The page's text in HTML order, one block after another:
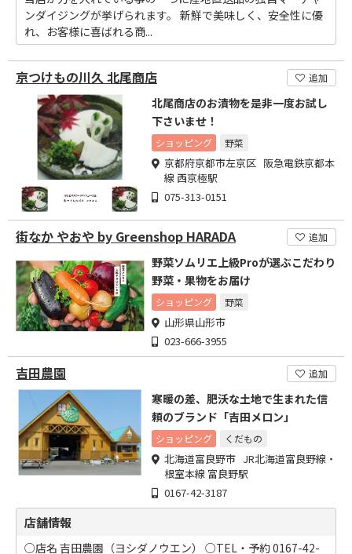
ンダイジングが挙げられます。 新鮮で美味しく、安全性に優
れ、お客様に喜ばれる商...
京つけもの川久 北尾商店 追加
北尾商店のお漬物を是非一度お試し
下さいませ！
ショッピング 野菜
京都府京都市左京区 阪急電鉄京都本
線 西京極駅
075-313-0151
街なか やおや by Greenshop HARADA 追加
野菜ソムリエ上級Proが選ぶこだわり
野菜・果物をお届け
ショッピング 野菜
山形県山形市
023-666-3955
吉田農園 追加
寒暖の差、肥沃な土地で生まれた信
頼のブランド「吉田メロン」
ショッピング くだもの
北海道富良野市 JR北海道富良野線・
根室本線 富良野駅
0167-42-3187
店舗情報
○店名 吉田農園（ヨシダノウエン） ○TEL・予約 0167-42-